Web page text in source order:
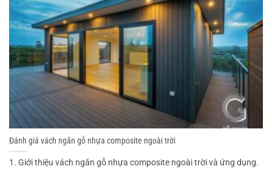
Đánh giá vách ngăn gỗ nhựa composite ngoài trời
1. Giới thiệu vách ngăn gỗ nhựa composite ngoài trời và ứng dụng.